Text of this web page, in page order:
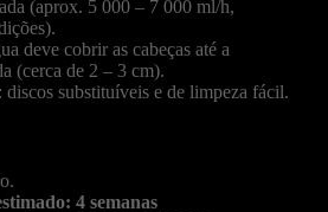
(aprox. 5 000 – 7 000 ml/h,
deve cobrir as cabeças até a
(cerca de 2 – 3 cm).
discos substituíveis e de limpeza fácil.
4 semanas